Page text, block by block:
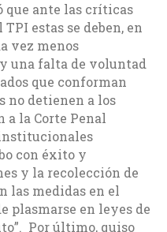
que ante las críticas
estas se deben, en
vez menos
una falta de voluntad
que conforman
no detienen a los
a la Corte Penal
con éxito y
y la recolección de
las medidas en el
plasmarse en leyes de
Por último, quiso